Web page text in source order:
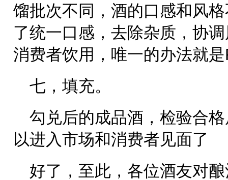
馏批次不同，酒的口感和风
了统一口感，去除杂质，协
消费者饮用，唯一的办法就
七，填充。
勾兑后的成品酒，检验合
以进入市场和消费者见面了
好了，至此，各位酒友对